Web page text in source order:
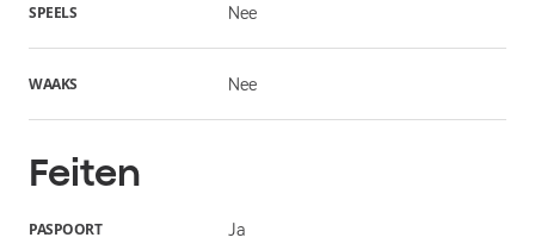
SPEELS Nee
WAAKS Nee
Feiten
PASPOORT Ja